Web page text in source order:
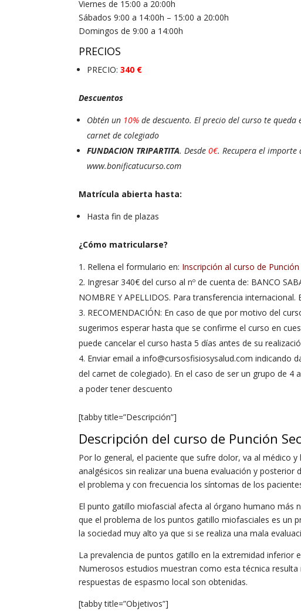
Viernes de 15:00 a 20:00h
Sábados 9:00 a 14:00h – 15:00 a 20:00h
Domingos de 9:00 a 14:00h
PRECIOS
PRECIO:340 €
Descuentos
Obtén un 10% de descuento. El precio del curso te queda
carnet de colegiado
FUNDACION TRIPARTITA. Desde0€. Recupera el
www.bonificatucurso.com
Matrícula abierta hasta:
Hasta fin de plazas
¿Cómo matricularse?
Rellena el formulario en: Inscripción al curso de
Ingresar 340€ del curso al nº de cuenta de: BANCO
NOMBRE Y APELLIDOS. Para transferencia internacional.
RECOMENDACIÓN: En caso de que por motivo del
sugerimos esperar hasta que se confirme el curso en
puede cancelar el curso hasta 5 días antes de su
Enviar email a info@cursosfisiosysalud.com
del carnet de colegiado). En el caso de ser un grupo de
a poder tener descuento
[tabby title=”Descripción”]
Descripción del curso de Punción
Por lo general, el paciente que sufre dolor, va al médico
analgésicos sin realizar una buena evaluación y
el problema y con frecuencia los síntomas de los
El punto gatillo miofascial afecta al órgano humano más
que el problema de los puntos gatillo miofasciales es un
la sociedad muy alto ya que si se realiza una mala
La prevalencia de puntos gatillo en la extremidad inferior
Numerosos estudios muestran como esta técnica
respuestas de espasmo local son obtenidas.
[tabby title=”Objetivos”]